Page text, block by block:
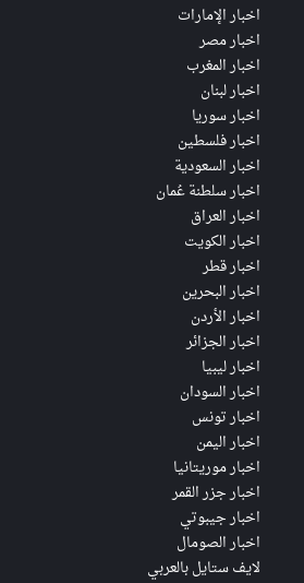
اخبار الإمارات
اخبار مصر
اخبار المغرب
اخبار لبنان
اخبار سوريا
اخبار فلسطين
اخبار السعودية
اخبار سلطنة عُمان
اخبار العراق
اخبار الكويت
اخبار قطر
اخبار البحرين
اخبار الأردن
اخبار الجزائر
اخبار ليبيا
اخبار السودان
اخبار تونس
اخبار اليمن
اخبار موريتانيا
اخبار جزر القمر
اخبار جيبوتي
اخبار الصومال
لايف ستايل بالعربي